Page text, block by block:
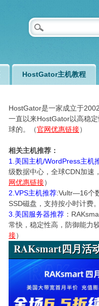
HostGator主机教程
HostGator是一家成立于
一直以来HostGator以高稳
球的。（官网优惠链接）
相关主机推荐：
1.美国主机/WordPress主机
级数据中心，全球CDN加速
网优惠链接）
2.VPS主机推荐:Vultr—16个
SSD磁盘，支持按小时计费
3.美国服务器推荐：
常快，稳定性高，防御能力
接）
RAKsmart四月活